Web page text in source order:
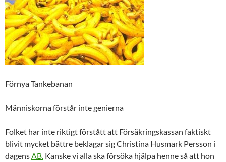
Förnya Tankebanan
Människorna förstår inte genierna
Folket har inte riktigt förstått att Försäkringskassan faktiskt
blivit mycket bättre beklagar sig Christina Husmark Persson i
dagensAB. Kanske vi alla ska försöka hjälpa henne så att hon